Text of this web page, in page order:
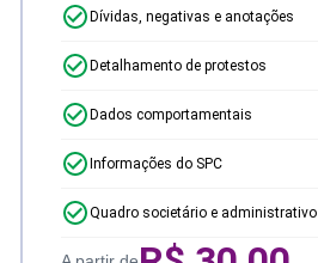
Dívidas, negativas e anotações
Detalhamento de protestos
Dados comportamentais
Informações do SPC
Quadro societário e administrativo